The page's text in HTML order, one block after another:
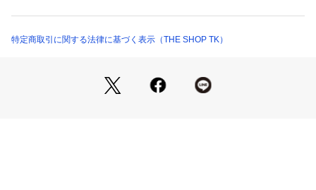
りシルエットを採用。
特定商取引に関する法律に基づく表示（THE SHOP TK）